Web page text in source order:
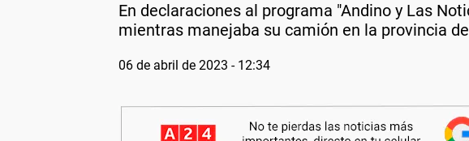
En declaraciones al programa "Andino y Las
mientras manejaba su camión en la provincia
06 de abril de 2023 - 12:34